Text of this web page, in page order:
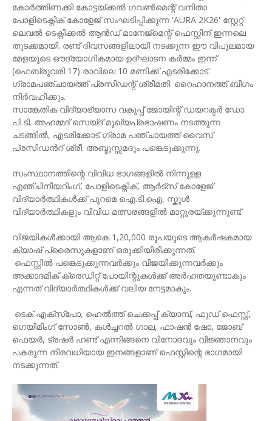
കോർത്തിണക്കി കോട്ടയ്ക്കൽ ഗവൺമെന്റ് വനിതാ
പോളിടെക്നിക് കോളേജ് സംഘടിപ്പിക്കുന്ന 'AURA 2K26' സ്റ്റേറ്റ്
ലെവൽ ടെക്നിക്കൽ ആൻഡ് മാനേജ്മെന്റ് ഫെസ്റ്റിന് ഇന്നലെ
തുടക്കമായി. രണ്ട് ദിവസങ്ങളിലായി നടക്കുന്ന ഈ വിപുലമായ
മേളയുടെ ഔദ്യോഗികമായ ഉദ്ഘാടന കർമ്മം ഇന്ന്
(ഫെബ്രുവരി 17) രാവിലെ 10 മണിക്ക് എടരിക്കോട്
ഗ്രാമപഞ്ചായത്ത് പ്രസിഡന്റ് ശ്രീമതി. റൈഹാനത്ത് ബീഗം
നിർവഹിക്കും.
​സാങ്കേതിക വിദ്യാഭ്യാസ വകുപ്പ് ജോയിന്റ് ഡയറക്ടർ ഡോ.
പി.ടി. അഹമ്മദ് സെയ്ദ് മുഖ്യപ്രഭാഷണം നടത്തുന്ന
ചടങ്ങില്‍, എടരിക്കോട് ഗ്രാമ പഞ്ചായത്ത് വൈസ്
പ്രസിഡന്‍റ് ശ്രീ. അബ്ദുസ്സമദും പങ്കെടുക്കുന്നു.
സംസ്ഥാനത്തിന്റെ വിവിധ ഭാഗങ്ങളിൽ നിന്നുള്ള
എഞ്ചിനീയറിംഗ്, പോളിടെക്നിക്, ആർട്സ് കോളേജ്
വിദ്യാർത്ഥികൾക്ക് പുറമെ ഐ.ടി.ഐ, സ്കൂൾ
വിദ്യാർത്ഥികളും വിവിധ മത്സരങ്ങളിൽ മാറ്റുരയ്ക്കുന്നുണ്ട്.
വിജയികൾക്കായി ആകെ 1,20,000 രൂപയുടെ ആകർഷകമായ
ക്യാഷ് പ്രൈസുകളാണ് ഒരുക്കിയിരിക്കുന്നത്.
​ ഫെസ്റ്റിൽ പങ്കെടുക്കുന്നവർക്കും വിജയിക്കുന്നവർക്കും
അക്കാദമിക് ക്രെഡിറ്റ് പോയിന്റുകൾക്ക് അർഹതയുണ്ടാകും
എന്നത് വിദ്യാർത്ഥികൾക്ക് വലിയ നേട്ടമാകും.
​ ടെക് എക്സ്പോ, ഹെൽത്ത് ചെക്കപ്പ് ക്യാമ്പ്, ഫുഡ് ഫെസ്റ്റ്,
ഗെയിമിംഗ് സോൺ, കൾച്ചറൽ ഗാല, ഫാഷൻ ഷോ, ജോബ്
ഫെയർ, ട്രഷർ ഹണ്ട് എന്നിങ്ങനെ വിനോദവും വിജ്ഞാനവും
പകരുന്ന നിരവധിയായ ഇനങ്ങളാണ് ഫെസ്റ്റിന്റെ ഭാഗമായി
നടക്കുന്നത്.